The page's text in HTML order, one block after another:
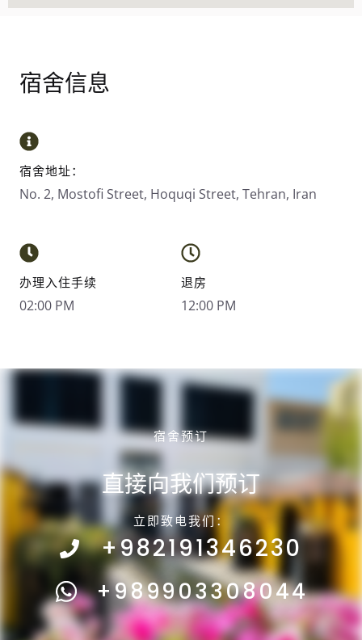
宿舍信息
宿舍地址：
No. 2, Mostofi Street, Hoquqi Street, Tehran, Iran
办理入住手续
02:00 PM
退房
12:00 PM
宿舍预订
直接向我们预订
立即致电我们：
+982191346230
+989903308044